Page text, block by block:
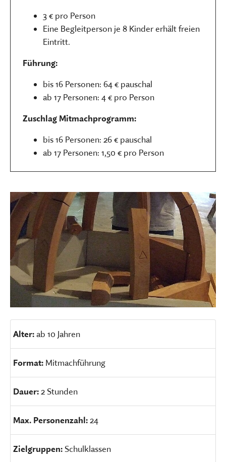
3 € pro Person
Eine Begleitperson je 8 Kinder erhält freien
Eintritt.
Führung:
bis 16 Personen: 64 € pauschal
ab 17 Personen: 4 € pro Person
Zuschlag Mitmachprogramm:
bis 16 Personen: 26 € pauschal
ab 17 Personen: 1,50 € pro Person
Alter:ab 10 Jahren
Format: Mitmachführung
Dauer: 2 Stunden
Max. Personenzahl: 24
Zielgruppen: Schulklassen